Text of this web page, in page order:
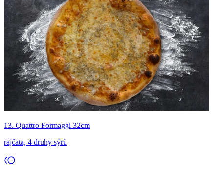
13. Quattro Formaggi 32cm
rajčata, 4 druhy sýrů